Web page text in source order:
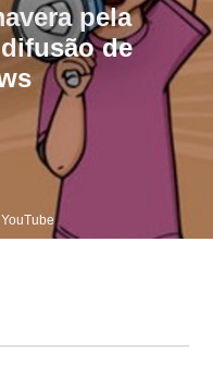
pela
de